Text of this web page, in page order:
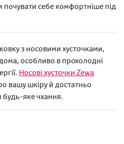
себе комфортніше під
з носовими хусточками,
особливо в прохолодні
Носові хусточки Zewa
вашу шкіру й достатньо
будь-яке чхання.